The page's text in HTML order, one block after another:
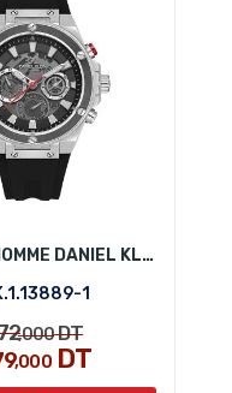
MONTRE HOMME DANIEL KLEIN DK.1.13889-1
1
,000DT
,000DT